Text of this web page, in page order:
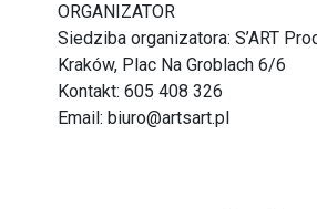
ORGANIZATOR
Siedziba organizatora: S’ART
Kraków, Plac Na Groblach 6/6
Kontakt: 605 408 326
Email:biuro@artsart.pl